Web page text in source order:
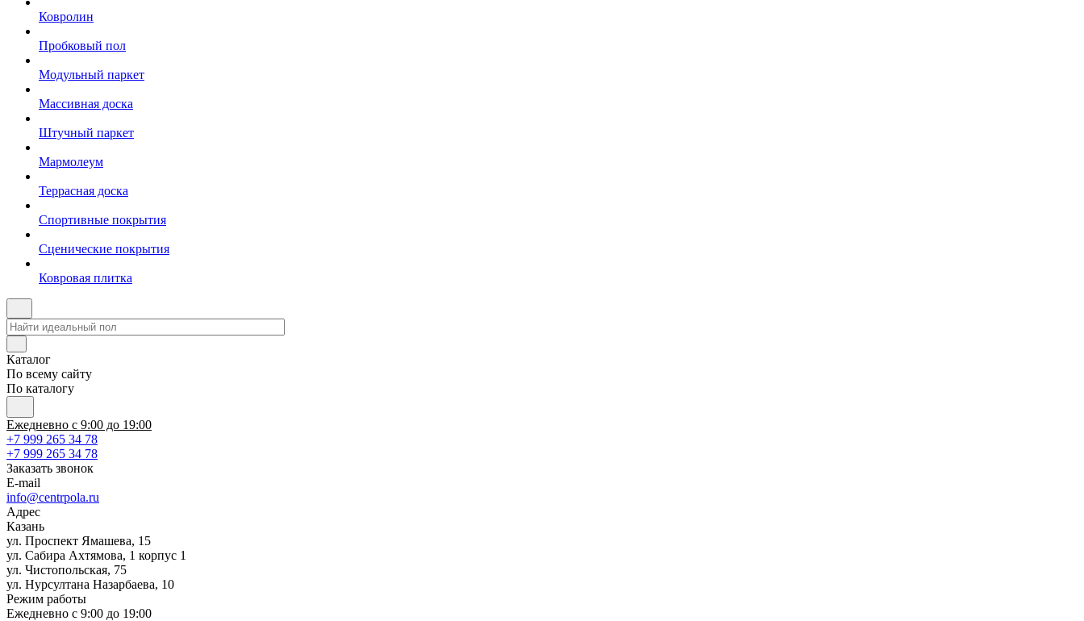
Ковролин
Пробковый пол
Модульный паркет
Массивная доска
Штучный паркет
Мармолеум
Террасная доска
Спортивные покрытия
Сценические покрытия
Ковровая плитка
Каталог
По всему сайту
По каталогу
Ежедневно с 9:00 до 19:00
+7 999 265 34 78
+7 999 265 34 78
Заказать звонок
E-mail
info@centrpola.ru
Адрес
Казань
ул. Проспект Ямашева, 15
ул. Сабира Ахтямова, 1 корпус 1
ул. Чистопольская, 75
ул. Нурсултана Назарбаева, 10
Режим работы
Ежедневно с 9:00 до 19:00